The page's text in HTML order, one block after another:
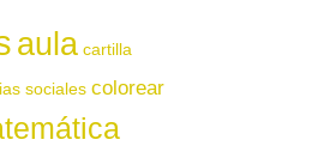
aula cartilla
sociales colorear